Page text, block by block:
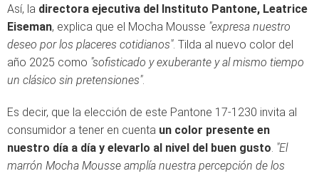
Así, la directora ejecutiva del Instituto Pantone, Leatrice
Eiseman, explica que el Mocha Mousse "expresa nuestro
deseo por los placeres cotidianos". Tilda al nuevo color del
año 2025 como "sofisticado y exuberante y al mismo tiempo
un clásico sin pretensiones".
Es decir, que la elección de este Pantone 17-1230 invita al
consumidor a tener en cuenta un color presente en
nuestro día a día y elevarlo al nivel del buen gusto. "El
marrón Mocha Mousse amplía nuestra percepción de los